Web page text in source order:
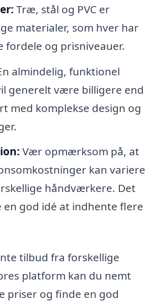
Træ, stål og PVC er
materialer, som hver har
fordele og prisniveauer.
almindelig, funktionel
generelt være billigere end
med komplekse design og
Vær opmærksom på, at
kan variere
håndværkere. Det
god idé at indhente flere
tilbud fra forskellige
platform kan du nemt
priser og finde en god